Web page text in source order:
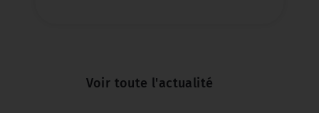
Voir toute l'actualité